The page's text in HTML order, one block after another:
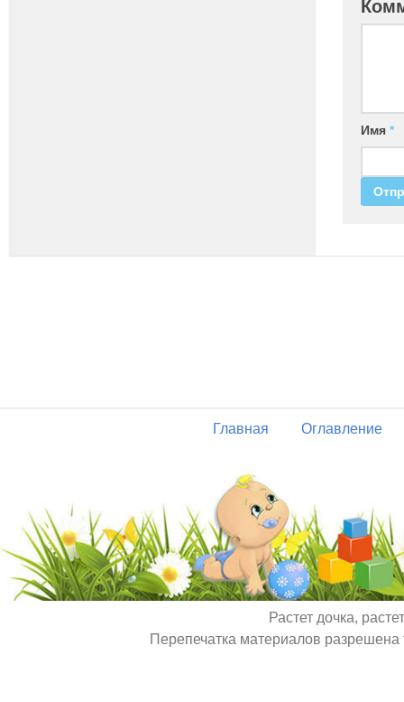
Имя *
Главная Оглавление
Растет дочка,
Перепечатка материалов разрешена